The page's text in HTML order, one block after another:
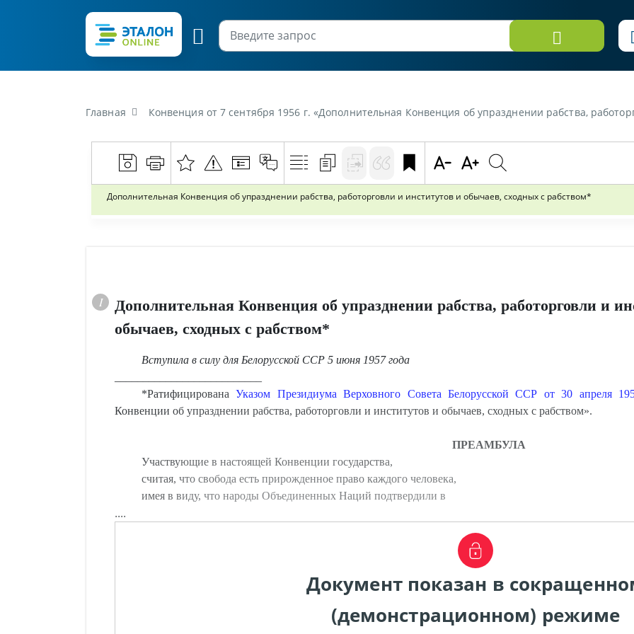
Главная Конвенция от 7 сентября 1956 г. «Дополнительная Конвенция об упразднении рабства,
Дополнительная Конвенция об упразднении рабства, работорговли и институтов и обычаев, сходных с рабством*
Дополнительная Конвенция об упразднении рабства, работорговли и
обычаев, сходных с рабством*
Вступила в силу для Белорусской ССР 5 июня 1957 года
*РатифицированаУказом Президиума Верховного Совета Белорусской ССР от 30 апреля
Конвенции об упразднении рабства, работорговли и институтов и обычаев, сходных с рабством».
ПРЕАМБУЛА
Участвующие в настоящей Конвенции государства,
считая, что свобода есть прирожденное право каждого человека,
имея в виду, что народы Объединенных Наций подтвердили в
....
Документ показан в
(демонстрационном) режиме